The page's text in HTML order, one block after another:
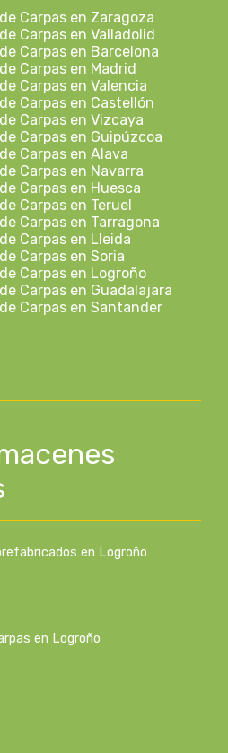
Carpas en Zaragoza
Carpas en Valladolid
Carpas en Barcelona
Carpas en Madrid
Carpas en Valencia
Carpas en Castellón
Carpas en Vizcaya
Carpas en Guipúzcoa
Carpas en Alava
Carpas en Navarra
Carpas en Huesca
Carpas en Teruel
Carpas en Tarragona
Carpas en Lleida
Carpas en Soria
Carpas en Logroño
Carpas en Guadalajara
Carpas en Santander
en Logroño
en Logroño